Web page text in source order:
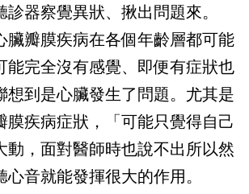
器察覺異狀、揪出問題來。
臟瓣膜疾病在各個年齡層都可能
能完全沒有感覺、即便有症狀也
想到是心臟發生了問題。尤其是
膜疾病症狀，「可能只覺得自己
動，面對醫師時也說不出所以然
音就能發揮很大的作用。